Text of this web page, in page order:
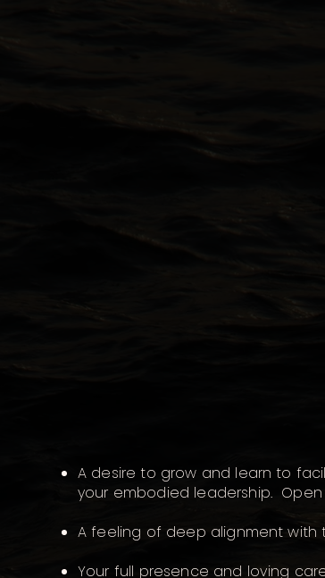
A desire to grow and learn to
your embodied leadership.
A feeling of deep alignment with
Your full presence and loving